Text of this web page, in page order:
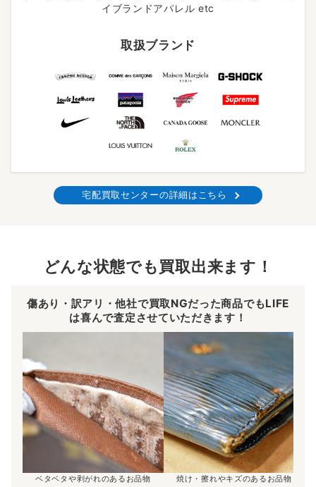
イブランドアパレル etc
取扱ブランド
宅配買取センターの詳細はこちら
どんな状態でも買取出来ます！
傷あり・訳アリ・他社で買取NGだった商品でもLIFE
は喜んで査定させていただきます！
ベタベタや剥がれのあるお品物 焼け・擦れやキズのあるお品物